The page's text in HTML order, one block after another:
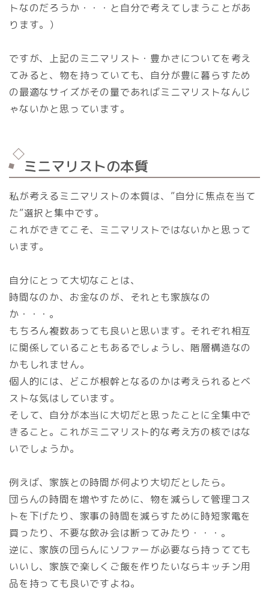
トなのだろうか・・・と自分で考えてしまうことがあ
ります。）
ですが、上記のミニマリスト・豊かさについてを考え
てみると、物を持っていても、自分が豊に暮らすため
の最適なサイズがその量であればミニマリストなんじ
ゃないかと思っています。
ミニマリストの本質
私が考えるミニマリストの本質は、”自分に焦点を当て
た”選択と集中です。
これができてこそ、ミニマリストではないかと思って
います。
自分にとって大切なことは、
時間なのか、お金なのが、それとも家族なの
か・・・。
もちろん複数あっても良いと思います。それぞれ相互
に関係していることもあるでしょうし、階層構造なの
かもしれません。
個人的には、どこが根幹となるのかは考えられるとベ
ストな気はしています。
そして、自分が本当に大切だと思ったことに全集中で
きること。これがミニマリスト的な考え方の核ではな
いでしょうか。
例えば、家族との時間が何より大切だとしたら。
団らんの時間を増やすために、物を減らして管理コス
トを下げたり、家事の時間を減らすために時短家電を
買ったり、不要な飲み会は断ってみたり・・・。
逆に、家族の団らんにソファーが必要なら持ってても
いいし、家族で楽しくご飯を作りたいならキッチン用
品を持っても良いですよね。